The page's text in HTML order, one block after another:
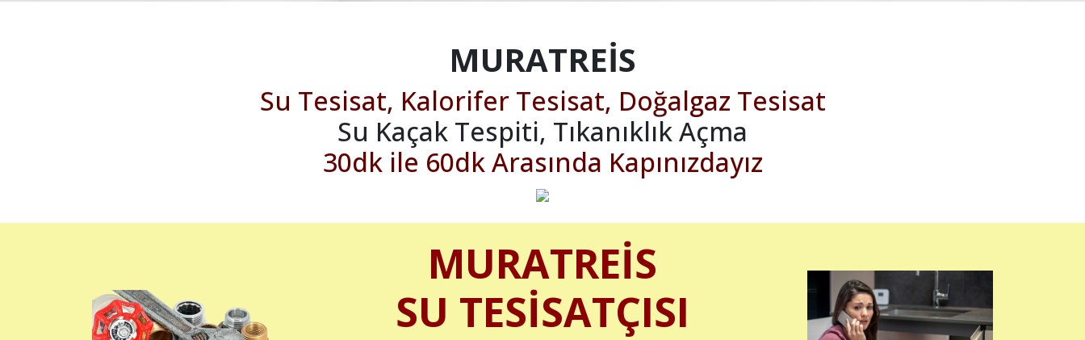
MURATREİS
Su Tesisat, Kalorifer Tesisat, Doğalgaz Tesisat
Su Kaçak Tespiti, Tıkanıklık Açma
30dk ile 60dk Arasında Kapınızdayız
MURATREİS
SU TESİSATÇISI